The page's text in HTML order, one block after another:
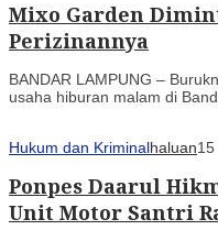
Mixo Garden
Perizinannya
BANDAR LAMPUNG –
usaha hiburan malam di
Hukum dan Kriminalhaluan
Ponpes Daarul
Unit Motor Santri